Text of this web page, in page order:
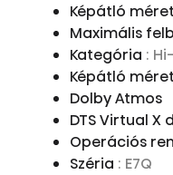
Képátló
Maximális
Kategória :
Képátló
Dolby Atmos
DTS Virtual X
Operációs
Széria : E7Q